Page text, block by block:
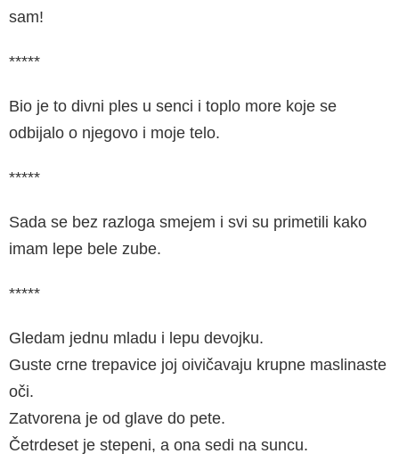
sam!
*****
Bio je to divni ples u senci i toplo more koje se
odbijalo o njegovo i moje telo.
*****
Sada se bez razloga smejem i svi su primetili kako
imam lepe bele zube.
*****
Gledam jednu mladu i lepu devojku.
Guste crne trepavice joj oivičavaju krupne maslinaste
oči.
Zatvorena je od glave do pete.
Četrdeset je stepeni, a ona sedi na suncu.